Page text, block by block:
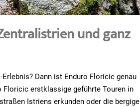
und ganz
Dann ist Enduro Floricic genau
Floricic erstklassige geführte Touren in
Istriens erkunden oder die bergige